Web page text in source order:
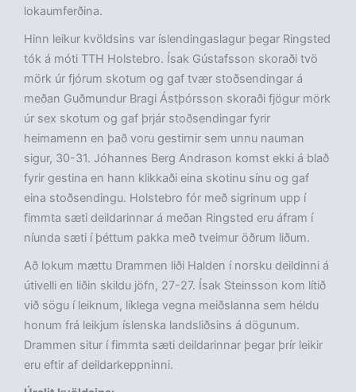
lokaumferðina.
Hinn leikur kvöldsins var íslendingaslagur þegar Ringsted
tók á móti TTH Holstebro. Ísak Gústafsson skoraði tvö
mörk úr fjórum skotum og gaf tvær stoðsendingar á
meðan Guðmundur Bragi Ástþórsson skoraði fjögur mörk
úr sex skotum og gaf þrjár stoðsendingar fyrir
heimamenn en það voru gestirnir sem unnu nauman
sigur, 30-31. Jóhannes Berg Andrason komst ekki á blað
fyrir gestina en hann klikkaði eina skotinu sínu og gaf
eina stoðsendingu. Holstebro fór með sigrinum upp í
fimmta sæti deildarinnar á meðan Ringsted eru áfram í
níunda sæti í þéttum pakka með tveimur öðrum liðum.
Að lokum mættu Drammen liði Halden í norsku deildinni á
útivelli en liðin skildu jöfn, 27-27. Ísak Steinsson kom lítið
við sögu í leiknum, líklega vegna meiðslanna sem héldu
honum frá leikjum íslenska landsliðsins á dögunum.
Drammen situr í fimmta sæti deildarinnar þegar þrír leikir
eru eftir af deildarkeppninni.